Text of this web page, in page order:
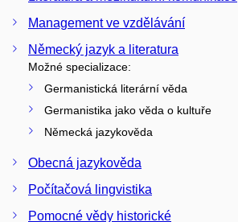
Management ve vzdělávání
Německý jazyk a literatura
Možné specializace:
Germanistická literární věda
Germanistika jako věda o kultuře
Německá jazykověda
Obecná jazykověda
Počítačová lingvistika
Pomocné vědy historické